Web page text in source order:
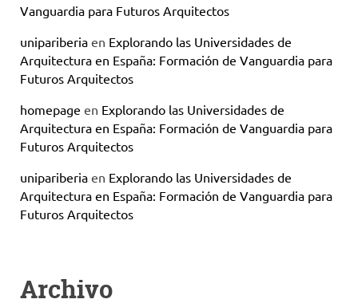
Vanguardia para Futuros Arquitectos
unipariberia en Explorando las Universidades de
Arquitectura en España: Formación de Vanguardia para
Futuros Arquitectos
homepage en Explorando las Universidades de
Arquitectura en España: Formación de Vanguardia para
Futuros Arquitectos
unipariberia en Explorando las Universidades de
Arquitectura en España: Formación de Vanguardia para
Futuros Arquitectos
Archivo